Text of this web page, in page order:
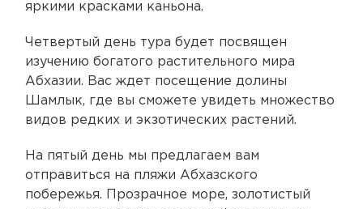
яркими красками каньона.
Четвертый день тура будет посвящен
изучению богатого растительного мира
Абхазии. Вас ждет посещение долины
Шамлык, где вы сможете увидеть множество
видов редких и экзотических растений.
На пятый день мы предлагаем вам
отправиться на пляжи Абхазского
побережья. Прозрачное море, золотистый